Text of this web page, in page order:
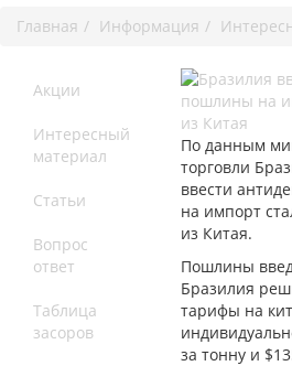
Главная Информация
Акции
Интересный
материал
Статьи
Вопрос
ответ
Таблица
засоров
По данным
торговли
ввести
на импорт
из Китая.
Пошлины
Бразилия
тарифы на
за тонну и